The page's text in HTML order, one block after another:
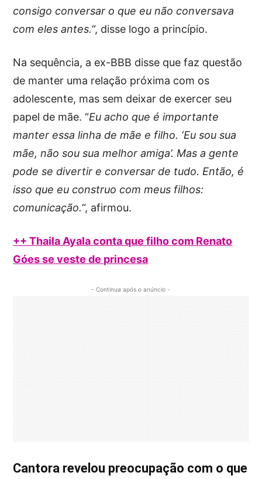
consigo conversar o que eu não conversava
com eles antes.“, disse logo a princípio.
Na sequência, a ex-BBB disse que faz questão
de manter uma relação próxima com os
adolescente, mas sem deixar de exercer seu
papel de mãe. “Eu acho que é importante
manter essa linha de mãe e filho. ‘Eu sou sua
mãe, não sou sua melhor amiga’. Mas a gente
pode se divertir e conversar de tudo. Então, é
isso que eu construo com meus filhos:
comunicação.“, afirmou.
++ Thaila Ayala conta que filho com Renato
Góes se veste de princesa
- Continua após o anúncio -
Cantora revelou preocupação com o que